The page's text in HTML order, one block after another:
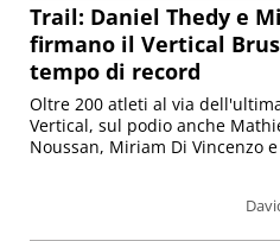
Trail: Daniel Thedy e
firmano il Vertical
tempo di record
Oltre 200 atleti al via
Vertical, sul podio anche
Noussan, Miriam Di Vincenzo